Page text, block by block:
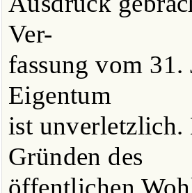
Ver-
fassung vom
Eigentum
ist unverletzlich.
Gründen des